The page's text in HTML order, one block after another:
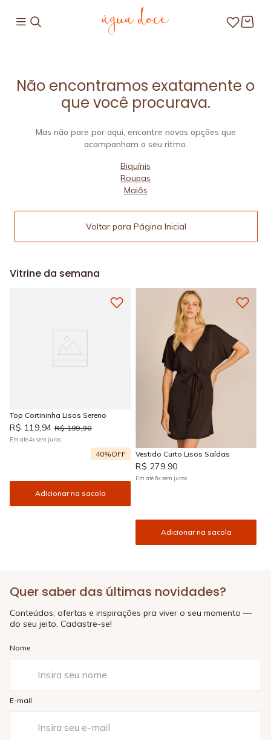
Não encontramos exatamente o
que você procurava.
Mas não pare por aqui, encontre novas opções que
acompanham o seu ritmo.
Biquínis
Roupas
Maiôs
Voltar para Página Inicial
Vitrine da semana
Top Cortininha Lisos Sereno
R$ 119,94 R$ 199,90
Em até4xsem juros
40%OFF
Adicionar na sacola
Vestido Curto Lisos Saídas
R$ 279,90
Em até6xsem juros
Adicionar na sacola
Quer saber das últimas novidades?
Conteúdos, ofertas e inspirações pra viver o seu momento —
do seu jeito. Cadastre-se!
Nome
E-mail